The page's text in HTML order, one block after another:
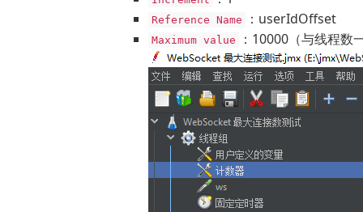
Reference Name ：userIdOffset
Maximum value ：10000（与线程数